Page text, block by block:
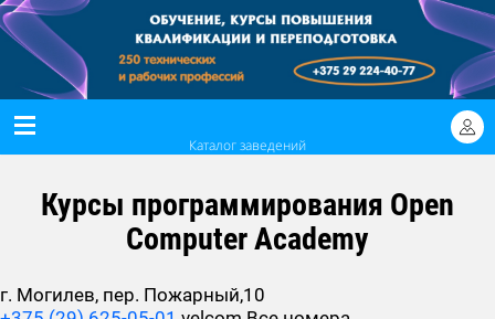
Каталог заведений
Курсы программирования Open
Computer Academy
г. Могилев, пер. Пожарный,10